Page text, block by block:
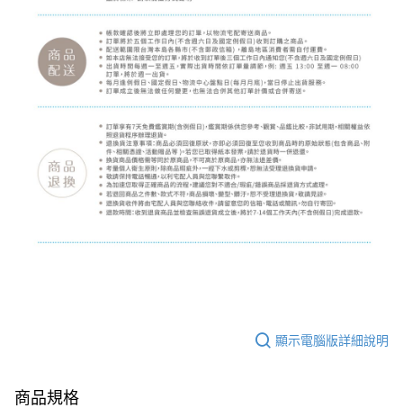
顯示電腦版詳細說明
商品規格